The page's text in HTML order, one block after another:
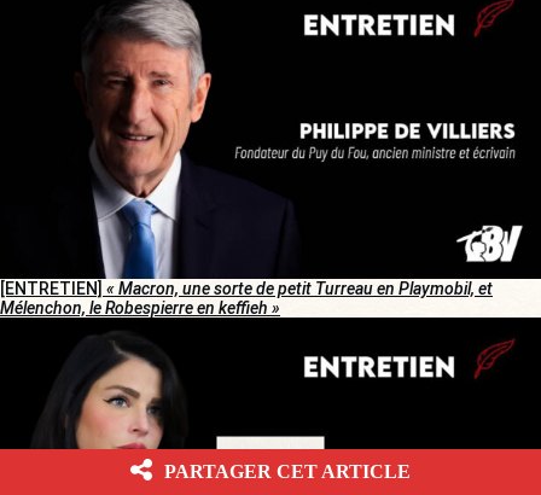
[ENTRETIEN] « Macron, une sorte de petit Turreau en Playmobil, et
Mélenchon, le Robespierre en keffieh »
PARTAGER CET ARTICLE